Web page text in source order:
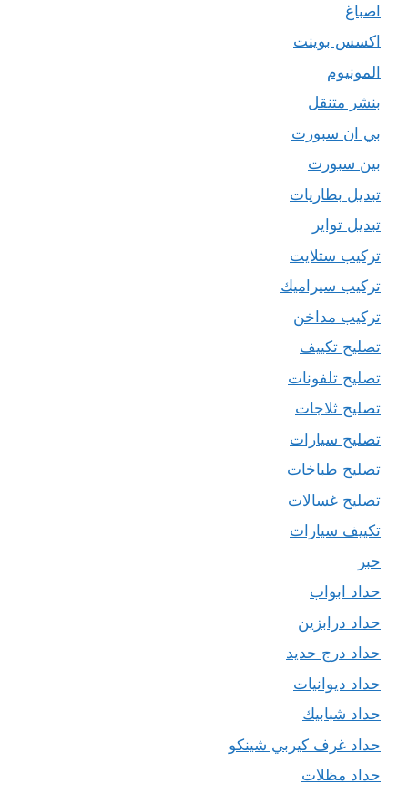
اصباغ
اكسس بوينت
المونيوم
بنشر متنقل
بي ان سبورت
بين سبورت
تبديل بطاريات
تبديل تواير
تركيب ستلايت
تركيب سيراميك
تركيب مداخن
تصليح تكييف
تصليح تلفونات
تصليح ثلاجات
تصليح سيارات
تصليح طباخات
تصليح غسالات
تكييف سيارات
حبر
حداد ابواب
حداد درابزين
حداد درج حديد
حداد ديوانيات
حداد شبابيك
حداد غرف كيربي شينكو
حداد مظلات